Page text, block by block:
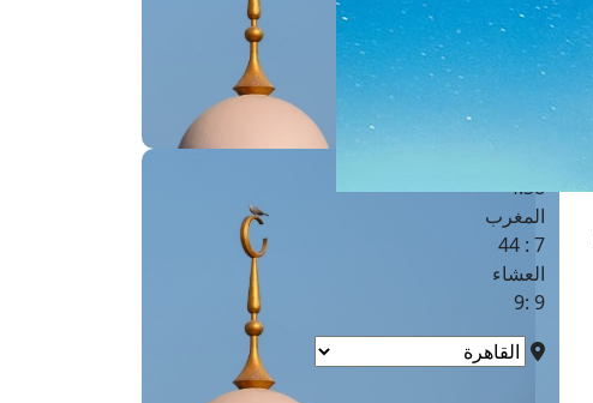
4 :41
الشروق
6 :17
4:38
المغرب
7 : 44
العشاء
9 :9